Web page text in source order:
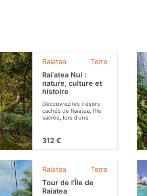
Terre
Raiatea
Rai'atea Nui :
nature, culture et
histoire
Découvrez les trésors
cachés de Raiatea, l'île
sacrée, lors d'une
excursion
Tarif pour 2
personnes(possibilité
312 €
Terre
Raiatea
Tour de l'Île de
Raiatea